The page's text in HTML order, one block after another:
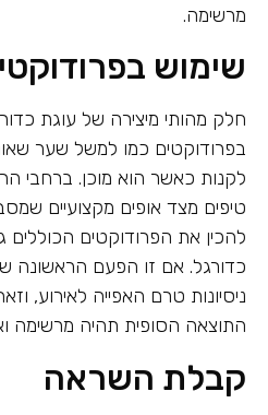
מרשימה.
שימוש
חלק מהותי מיצירה של עוגת
בפרודוקטים כמו למשל שער
לקנות כאשר הוא מוכן. ברחבי
טיפים מצד אופים מקצועיים
להכין את הפרודוקטים
כדורגל. אם זו הפעם הראשונה
ניסיונות טרם האפייה לאירוע,
התוצאה הסופית תהיה מרשימה
קבלת השראה